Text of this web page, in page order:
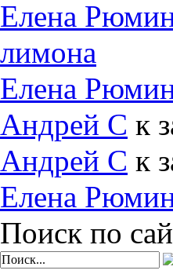
Елена
лимона
Елена
Андрей С к
Андрей С к
Елена
Поиск по